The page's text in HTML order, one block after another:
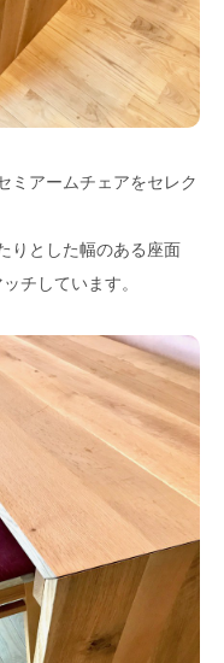
ミアームチェアをセレク
りとした幅のある座面
チしています。